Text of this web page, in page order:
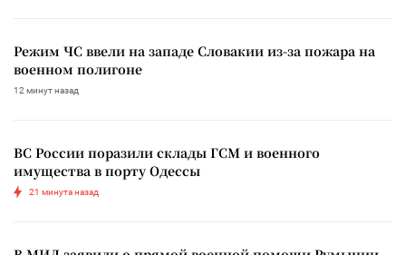
Режим ЧС ввели на западе Словакии из-за пожара на
военном полигоне
12 минут назад
ВС России поразили склады ГСМ и военного
имущества в порту Одессы
21 минута назад